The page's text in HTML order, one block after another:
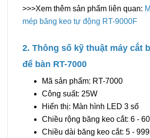
>>>Xem thêm sản phẩm liên quan:
mép băng keo tự động RT-9000F
2. Thông số kỹ thuật máy cắt
để bàn RT-7000
Mã sản phẩm: RT-7000
Công suất: 25W
Hiển thị: Màn hình LED 3 số
Chiều rộng băng keo cắt: 6 -
Chiều dài băng keo cắt: 5 -